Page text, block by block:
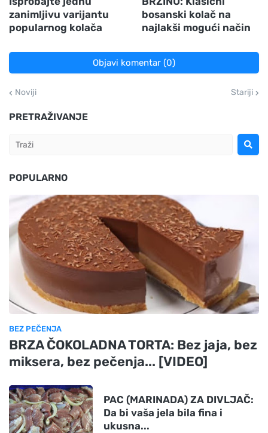
zanimljivu varijantu
popularnog kolača
bosanski kolač na
najlakši mogući način
Objavi komentar (0)
Noviji Stariji
PRETRAŽIVANJE
POPULARNO
BEZ PEČENJA
BRZA ČOKOLADNA TORTA: Bez jaja, bez
miksera, bez pečenja... [VIDEO]
PAC (MARINADA) ZA DIVLJAČ:
Da bi vaša jela bila fina i
ukusna...